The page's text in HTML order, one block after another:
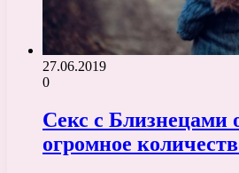
27.06.2019
0
Секс с Близнецами
огромное